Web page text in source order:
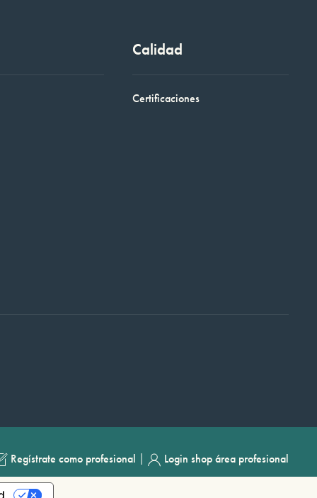
Calidad
Certificaciones
Regístrate como profesional | Login shop área profesional